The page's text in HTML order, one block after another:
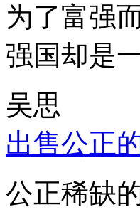
为了富强
强国却是
吴思
出售公正
公正稀缺